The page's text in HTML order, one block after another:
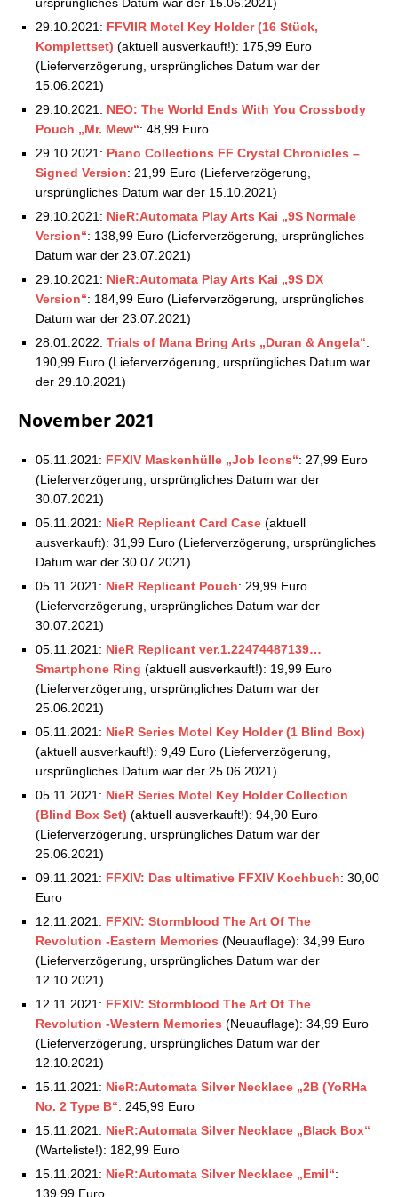
29.10.2021: FFVIIR Motel Key Holder (16 Stück,
Komplettset) (aktuell ausverkauft!): 175,99 Euro
(Lieferverzögerung, ursprüngliches Datum war der
15.06.2021)
29.10.2021: NEO: The World Ends With You Crossbody
Pouch „Mr. Mew“: 48,99 Euro
29.10.2021: Piano Collections FF Crystal Chronicles –
Signed Version: 21,99 Euro (Lieferverzögerung,
ursprüngliches Datum war der 15.10.2021)
29.10.2021: NieR:Automata Play Arts Kai „9S Normale
Version“: 138,99 Euro (Lieferverzögerung, ursprüngliches
Datum war der 23.07.2021)
29.10.2021: NieR:Automata Play Arts Kai „9S DX
Version“: 184,99 Euro (Lieferverzögerung, ursprüngliches
Datum war der 23.07.2021)
28.01.2022: Trials of Mana Bring Arts „Duran & Angela“:
190,99 Euro (Lieferverzögerung, ursprüngliches Datum war
der 29.10.2021)
November 2021
05.11.2021: FFXIV Maskenhülle „Job Icons“: 27,99 Euro
(Lieferverzögerung, ursprüngliches Datum war der
30.07.2021)
05.11.2021: NieR Replicant Card Case (aktuell
ausverkauft): 31,99 Euro (Lieferverzögerung, ursprüngliches
Datum war der 30.07.2021)
05.11.2021: NieR Replicant Pouch: 29,99 Euro
(Lieferverzögerung, ursprüngliches Datum war der
30.07.2021)
05.11.2021: NieR Replicant ver.1.22474487139…
Smartphone Ring (aktuell ausverkauft!): 19,99 Euro
(Lieferverzögerung, ursprüngliches Datum war der
25.06.2021)
05.11.2021: NieR Series Motel Key Holder (1 Blind Box)
(aktuell ausverkauft!): 9,49 Euro (Lieferverzögerung,
ursprüngliches Datum war der 25.06.2021)
05.11.2021: NieR Series Motel Key Holder Collection
(Blind Box Set) (aktuell ausverkauft!): 94,90 Euro
(Lieferverzögerung, ursprüngliches Datum war der
25.06.2021)
09.11.2021: FFXIV: Das ultimative FFXIV Kochbuch: 30,00
Euro
12.11.2021: FFXIV: Stormblood The Art Of The
Revolution -Eastern Memories (Neuauflage): 34,99 Euro
(Lieferverzögerung, ursprüngliches Datum war der
12.10.2021)
12.11.2021: FFXIV: Stormblood The Art Of The
Revolution -Western Memories (Neuauflage): 34,99 Euro
(Lieferverzögerung, ursprüngliches Datum war der
12.10.2021)
15.11.2021: NieR:Automata Silver Necklace „2B (YoRHa
No. 2 Type B“: 245,99 Euro
15.11.2021: NieR:Automata Silver Necklace „Black Box“
(Warteliste!): 182,99 Euro
15.11.2021: NieR:Automata Silver Necklace „Emil“:
139,99 Euro